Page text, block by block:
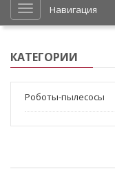
Навигация
КАТЕГОРИИ
Роботы-пылесосы